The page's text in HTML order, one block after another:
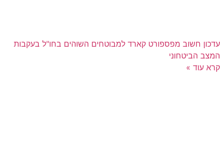
עדכון חשוב מפספורט קארד למבוטחים השוהים בחו"ל בעקבות
המצב הביטחוני
קרא עוד »